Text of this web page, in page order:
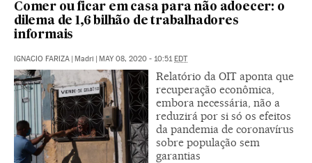
Comer ou ficar em casa para não adoecer: o
dilema de 1,6 bilhão de trabalhadores
informais
IGNACIO FARIZA | Madri | MAY 08, 2020 - 10:51EDT
Relatório da OIT aponta que
recuperação econômica,
embora necessária, não a
reduzirá por si só os efeitos
da pandemia de coronavírus
sobre população sem
garantias